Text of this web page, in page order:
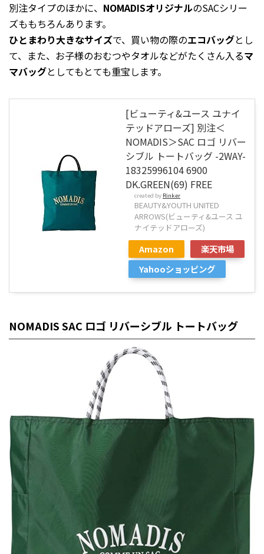
別注タイプのほかに、 NOMADISオリジナルのSACシリー
ズももちろんあります。
ひとまわり大きなサイズで、買い物の際のエコバッグとし
て、また、お子様のおむつやタオルなどがたくさん入るマ
マバッグとしてもとても重宝します。
[ビューティ&ユース ユナイ
テッドアローズ] 別注＜
NOMADIS＞SAC ロゴ リバー
シブル トートバッグ -2WAY-
18325996104 6900
DK.GREEN(69) FREE
created by Rinker
BEAUTY&YOUTH UNITED
ARROWS(ビューティ&ユース ユ
ナイテッドアローズ)
Amazon
楽天市場
Yahooショッピング
NOMADIS SAC ロゴ リバーシブル トートバッグ